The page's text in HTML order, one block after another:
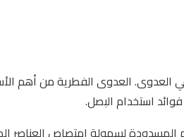
العدوى. العدوى الفطرية من أهم
استخدام البصل.
لسهولة امتصاص العناصر